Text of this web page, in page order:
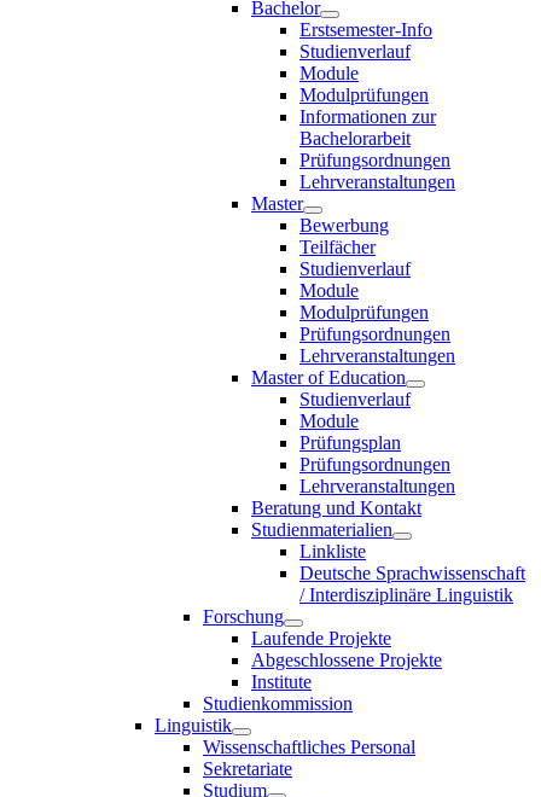
Bachelor
Erstsemester-Info
Studienverlauf
Module
Modulprüfungen
Informationen zur
Bachelorarbeit
Prüfungsordnungen
Lehrveranstaltungen
Master
Bewerbung
Teilfächer
Studienverlauf
Module
Modulprüfungen
Prüfungsordnungen
Lehrveranstaltungen
Master of Education
Studienverlauf
Module
Prüfungsplan
Prüfungsordnungen
Lehrveranstaltungen
Beratung und Kontakt
Studienmaterialien
Linkliste
Deutsche Sprachwissenschaft
/ Interdisziplinäre Linguistik
Forschung
Laufende Projekte
Abgeschlossene Projekte
Institute
Studienkommission
Linguistik
Wissenschaftliches Personal
Sekretariate
Studium